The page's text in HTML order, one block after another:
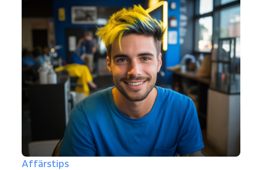
Affärstips